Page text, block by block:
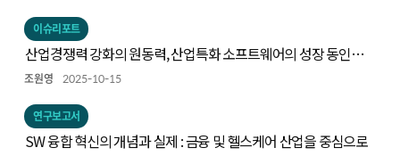
이슈리포트
산업경쟁력 강화의 원동력, 산업특화 소프트웨어의 성장 동인과
주요 사례
조원영 2025-10-15
연구보고서
SW 융합 혁신의 개념과 실제 : 금융 및 헬스케어 산업을 중심으로